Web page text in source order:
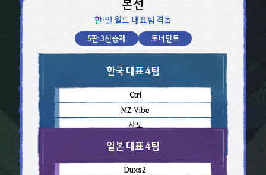
한·일 월드 대표팀 격돌​
5판 3선승제​ 토너먼트​
한국 대표 4팀
Ctrl
MZ Vibe
사도
세계최강다즈비
일본 대표 4팀
Duxs2